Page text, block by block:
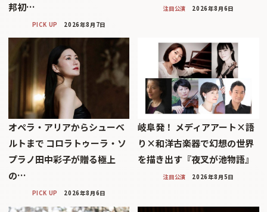
邦初…
PICK UP 2026年8月7日
注目公演 2026年8月6日
オペラ・アリアからシューベ
ルトまで コロラトゥーラ・ソ
プラノ田中彩子が贈る極上
の…
PICK UP 2026年8月6日
岐阜発！ メディアアート×語
り×和洋古楽器で幻想の世界
を描き出す『夜叉が池物語』
注目公演 2026年8月5日